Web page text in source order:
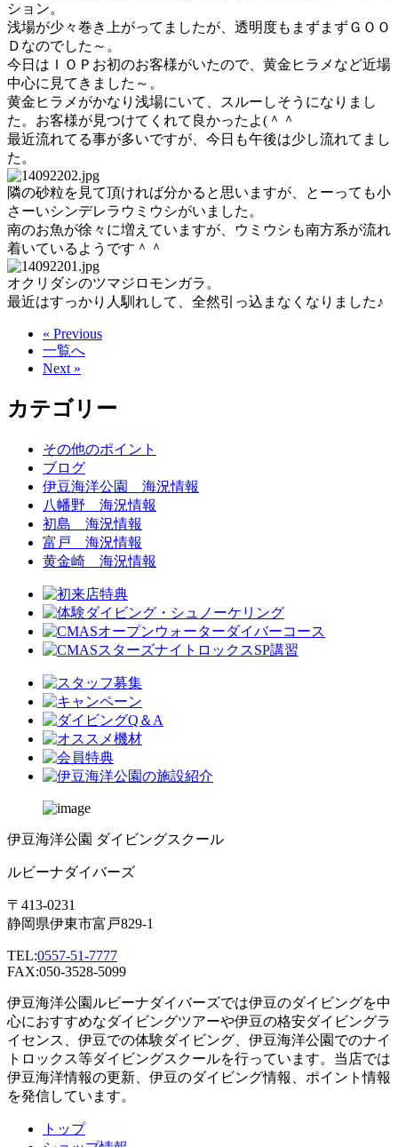
ション。
浅場が少々巻き上がってましたが、透明度もまずまずＧＯＯ
Ｄなのでした～。
今日はＩＯＰお初のお客様がいたので、黄金ヒラメなど近場
中心に見てきました～。
黄金ヒラメがかなり浅場にいて、スルーしそうになりまし
た。お客様が見つけてくれて良かったよ(＾＾ゞ
最近流れてる事が多いですが、今日も午後は少し流れてまし
た。
隣の砂粒を見て頂ければ分かると思いますが、とーっても小
さーいシンデレラウミウシがいました。
南のお魚が徐々に増えていますが、ウミウシも南方系が流れ
着いているようです＾＾
オクリダシのツマジロモンガラ。
最近はすっかり人馴れして、全然引っ込まなくなりました♪
« Previous
一覧へ
Next »
カテゴリー
その他のポイント
ブログ
伊豆海洋公園 海況情報
八幡野 海況情報
初島 海況情報
富戸 海況情報
黄金崎 海況情報
伊豆海洋公園 ダイビングスクール
ルビーナダイバーズ
〒413-0231
静岡県伊東市富戸829-1
TEL:0557-51-7777
FAX:050-3528-5099
伊豆海洋公園ルビーナダイバーズでは伊豆のダイビングを中
心におすすめなダイビングツアーや伊豆の格安ダイビングラ
イセンス、伊豆での体験ダイビング、伊豆海洋公園でのナイ
トロックス等ダイビングスクールを行っています。当店では
伊豆海洋情報の更新、伊豆のダイビング情報、ポイント情報
を発信しています。
トップ